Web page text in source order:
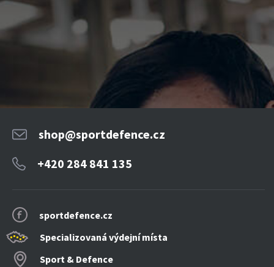
sportdefence.cz
Specializovaná výdejní místa
Sport & Defence
shop@sportdefence.cz
+420 284 841 135